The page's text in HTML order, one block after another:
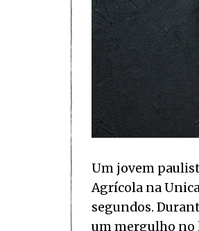
Um jovem
Agrícola na
segundos.
um mergulho no